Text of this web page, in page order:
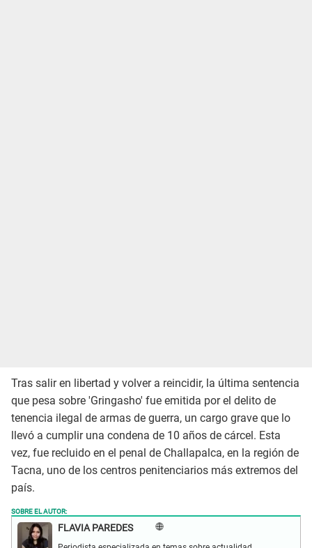
Tras salir en libertad y volver a reincidir, la última sentencia
que pesa sobre 'Gringasho' fue emitida por el delito de
tenencia ilegal de armas de guerra, un cargo grave que lo
llevó a cumplir una condena de 10 años de cárcel. Esta
vez, fue recluido en el penal de Challapalca, en la región de
Tacna, uno de los centros penitenciarios más extremos del
país.
SOBRE EL AUTOR:
FLAVIA PAREDES